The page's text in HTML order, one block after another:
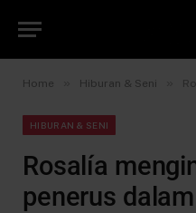
Home Hiburan & Seni
HIBURAN & SENI
Rosalía
penerus